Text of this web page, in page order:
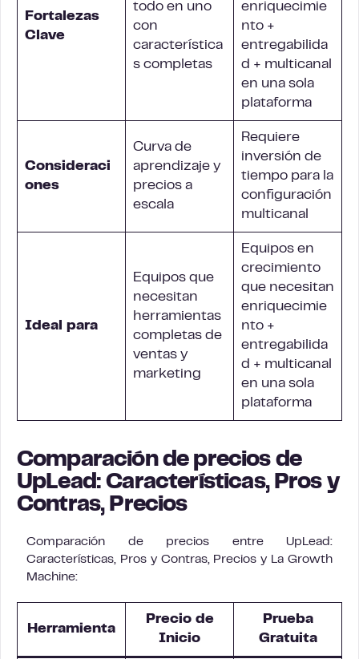
Fortalezas
Clave
todo en uno
con
característica
s completas
enriquecimie
nto +
entregabilida
d + multicanal
en una sola
plataforma
Consideraci
ones
Curva de
aprendizaje y
precios a
escala
Requiere
inversión de
tiempo para la
configuración
multicanal
Ideal para
Equipos que
necesitan
herramientas
completas de
ventas y
marketing
Equipos en
crecimiento
que necesitan
enriquecimie
nto +
entregabilida
d + multicanal
en una sola
plataforma
Comparación de precios de
UpLead: Características, Pros y
Contras, Precios
Comparación de precios entre UpLead:
Características, Pros y Contras, Precios y La Growth
Machine:
Herramienta
Precio de
Inicio
Prueba
Gratuita